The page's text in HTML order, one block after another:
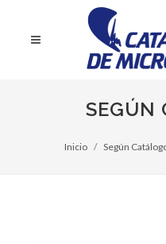
SEGÚN
Inicio Según